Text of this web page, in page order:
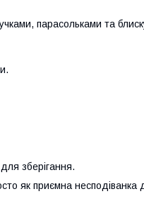
парасольками та
зберігання.
як приємна несподіванка